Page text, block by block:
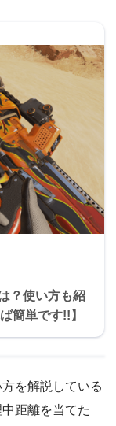
？使い方も紹
簡単です!!】
を解説している
距離を当てた